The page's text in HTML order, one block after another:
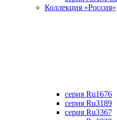
Коллекция «Россия»
серия Ru1676
серия Ru3189
серия Ru3367